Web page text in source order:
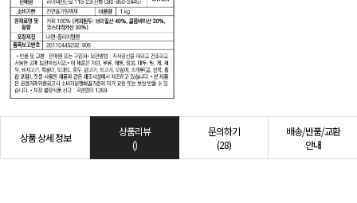
상품 상세 정보
상품리뷰
()
문의하기
(28)
배송/반품/교환
안내